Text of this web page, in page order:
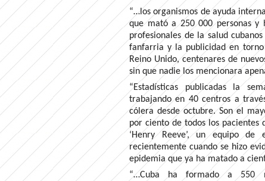
“…los organismos de ayuda
que mató a 250 000 personas y
profesionales de la salud
fanfarria y la publicidad en
Reino Unido, centenares de
sin que nadie los mencionara
“Estadísticas publicadas la
trabajando en 40 centros a
cólera desde octubre. Son el
por ciento de todos los
‘Henry Reeve’, un equipo de
recientemente cuando se hizo
epidemia que ya ha matado a
“…Cuba ha formado a 550